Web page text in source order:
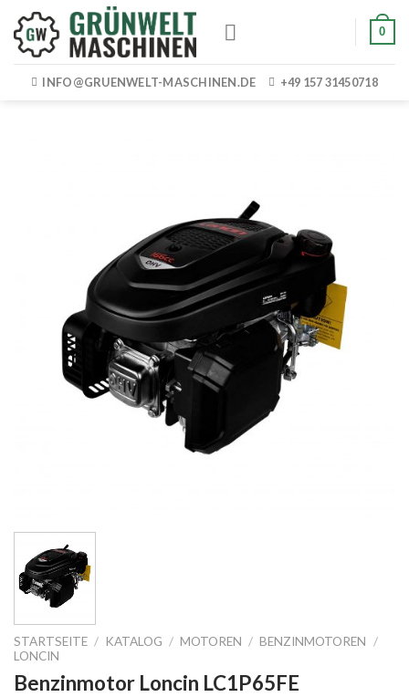
content
0
INFO@GRUENWELT-MASCHINEN.DE +49 157 31450718
STARTSEITE / KATALOG / MOTOREN / BENZINMOTOREN /
LONCIN
Benzinmotor Loncin LC1P65FE